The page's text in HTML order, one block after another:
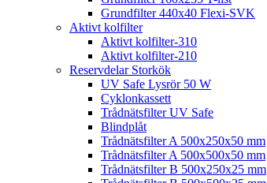
Grundfilter 440x40 Flexi-SVK
Aktivt kolfilter
Aktivt kolfilter-310
Aktivt kolfilter-210
Reservdelar Storkök
UV Safe Lysrör 50 W
Cyklonkassett
Trådnätsfilter UV Safe
Blindplåt
Trådnätsfilter A 500x250x50 mm
Trådnätsfilter A 500x500x50 mm
Trådnätsfilter B 500x250x25 mm